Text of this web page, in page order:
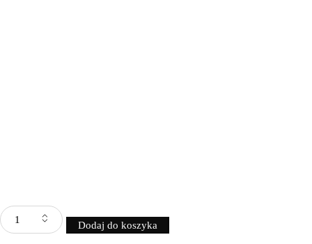
Dodaj do koszyka